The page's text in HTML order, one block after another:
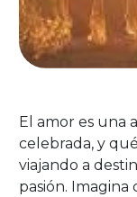
El amor es una
celebrada, y
viajando a
pasión. Imagina